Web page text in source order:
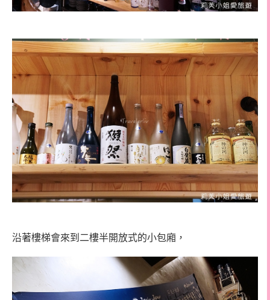
沿著樓梯會來到二樓半開放式的小包廂，